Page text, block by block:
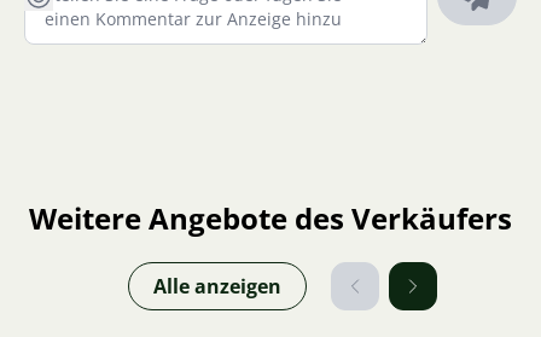
Weitere Angebote des Verkäufers
Alle anzeigen